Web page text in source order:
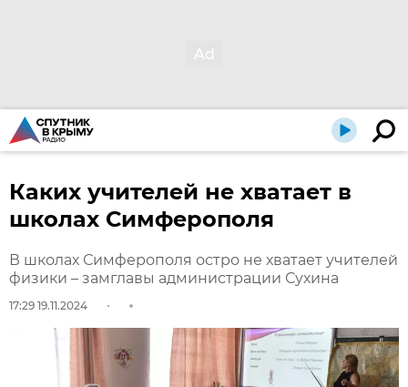
Каких учителей не хватает в
школах Симферополя
В школах Симферополя остро не хватает учителей
физики – замглавы администрации Сухина
17:29 19.11.2024